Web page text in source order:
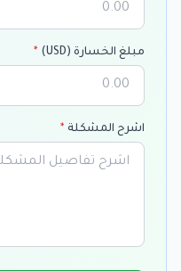
مبلغ الخسارة (USD) *
اشرح المشكلة *